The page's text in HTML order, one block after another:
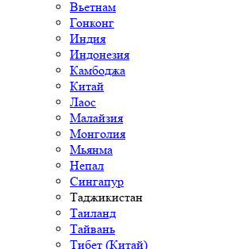
Вьетнам
Гонконг
Индия
Индонезия
Камбоджа
Китай
Лаос
Малайзия
Монголия
Мьянма
Непал
Сингапур
Таджикистан
Таиланд
Тайвань
Тибет (Китай)